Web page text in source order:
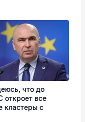
что до
откроет все
кластеры с